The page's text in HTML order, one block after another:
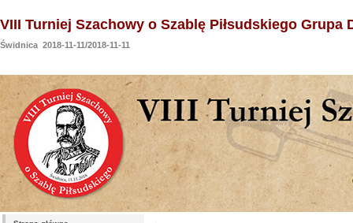
VIII Turniej Szachowy o Szablę Piłsudskiego Grupa
Świdnica 2018-11-11/2018-11-11